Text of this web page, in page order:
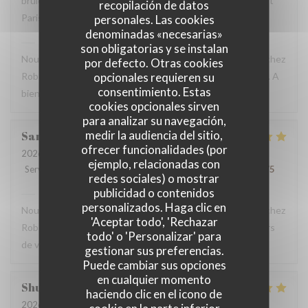
recopilación de datos
personales. Las cookies
denominadas «necesarias»
son obligatorias y se instalan
por defecto. Otras cookies
opcionales requieren su
consentimiento. Estas
cookies opcionales sirven
para analizar su navegación,
medir la audiencia del sitio,
ofrecer funcionalidades (por
ejemplo, relacionadas con
redes sociales) o mostrar
publicidad o contenidos
personalizados. Haga clic en
'Aceptar todo', 'Rechazar
todo' o 'Personalizar' para
gestionar sus preferencias.
Puede cambiar sus opciones
en cualquier momento
haciendo clic en el icono de
Paris.
Robert et Louise ha respondido a su opinión
Nous sommes ravis que vous ayez passé un bon moment chez
Robert et Louise, Et vous remercions pour votre message. A
bientôt ?
Sam
2026-07-17
- 17:45 - Invitados 2
Servicio
Ambiente:5 /5 Menú:5/5 Calidad / Precio /5
Robert et Louise ha respondido a su opinión
Nous sommes ravis que vous ayez passé un bon moment chez
Robert et Louise, que nous serons heureux de rééditer lors
de votre prochain passage.
Shunkuei
2026-07-16
- 19:30 - Invitados 2